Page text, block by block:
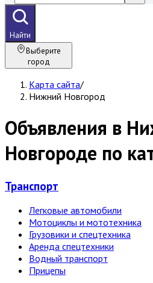
Найти
Выберите
город
Карта сайта/
Нижний Новгород
Объявления в
Новгороде по
Транспорт
Легковые автомобили
Мотоциклы и мототехника
Грузовики и спецтехника
Аренда спецтехники
Водный транспорт
Прицепы